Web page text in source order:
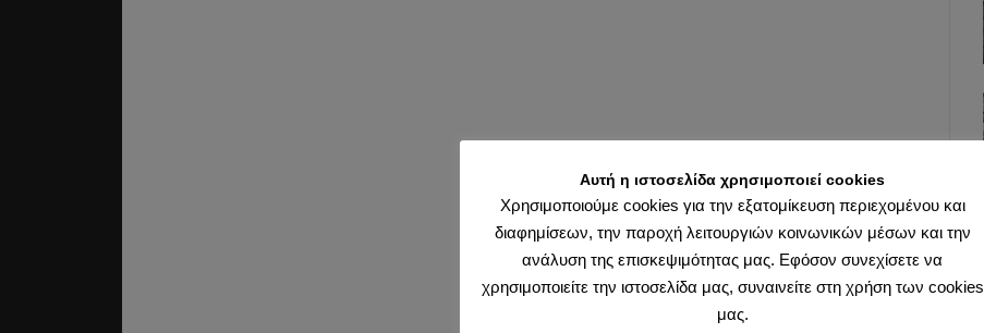
Αυτή η ιστοσελίδα χρησιμοποιεί cookies
Χρησιμοποιούμε cookies για την εξατομίκευση περιεχομένου και
διαφημίσεων, την παροχή λειτουργιών κοινωνικών μέσων και την
ανάλυση της επισκεψιμότητας μας. Εφόσον συνεχίσετε να
χρησιμοποιείτε την ιστοσελίδα μας, συναινείτε στη χρήση των cookies
μας.